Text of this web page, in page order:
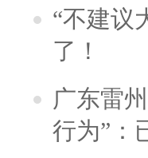
“不建议
了！
广东雷
行为”：